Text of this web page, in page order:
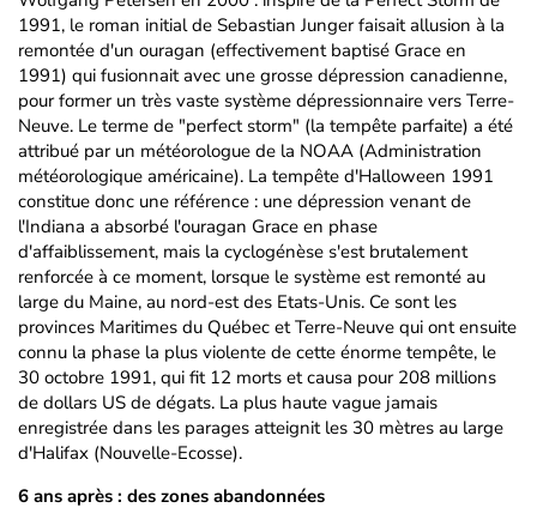
1991, le roman initial de Sebastian Junger faisait allusion à la
remontée d'un ouragan (effectivement baptisé Grace en
1991) qui fusionnait avec une grosse dépression canadienne,
pour former un très vaste système dépressionnaire vers Terre-
Neuve. Le terme de "perfect storm" (la tempête parfaite) a été
attribué par un météorologue de la NOAA (Administration
météorologique américaine). La tempête d'Halloween 1991
constitue donc une référence : une dépression venant de
l'Indiana a absorbé l'ouragan Grace en phase
d'affaiblissement, mais la cyclogénèse s'est brutalement
renforcée à ce moment, lorsque le système est remonté au
large du Maine, au nord-est des Etats-Unis. Ce sont les
provinces Maritimes du Québec et Terre-Neuve qui ont ensuite
connu la phase la plus violente de cette énorme tempête, le
30 octobre 1991, qui fit 12 morts et causa pour 208 millions
de dollars US de dégats. La plus haute vague jamais
enregistrée dans les parages atteignit les 30 mètres au large
d'Halifax (Nouvelle-Ecosse).
6 ans après : des zones abandonnées